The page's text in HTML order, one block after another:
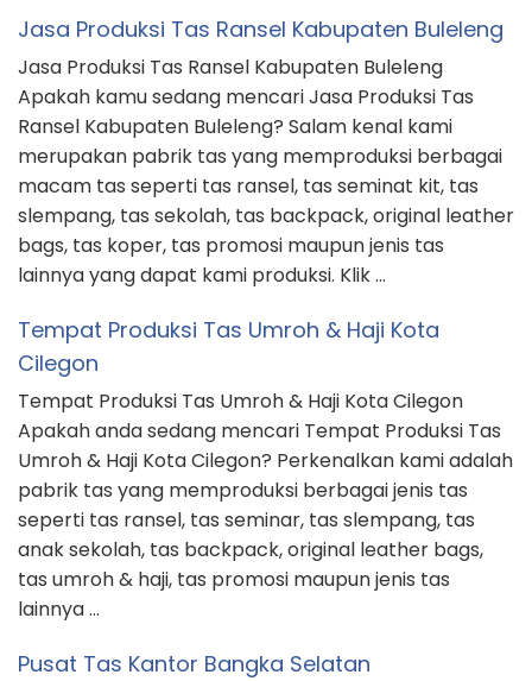
Jasa Produksi Tas Ransel Kabupaten Buleleng
Jasa Produksi Tas Ransel Kabupaten Buleleng
Apakah kamu sedang mencari Jasa Produksi Tas
Ransel Kabupaten Buleleng? Salam kenal kami
merupakan pabrik tas yang memproduksi berbagai
macam tas seperti tas ransel, tas seminat kit, tas
slempang, tas sekolah, tas backpack, original leather
bags, tas koper, tas promosi maupun jenis tas
lainnya yang dapat kami produksi. Klik …
Tempat Produksi Tas Umroh & Haji Kota
Cilegon
Tempat Produksi Tas Umroh & Haji Kota Cilegon
Apakah anda sedang mencari Tempat Produksi Tas
Umroh & Haji Kota Cilegon? Perkenalkan kami adalah
pabrik tas yang memproduksi berbagai jenis tas
seperti tas ransel, tas seminar, tas slempang, tas
anak sekolah, tas backpack, original leather bags,
tas umroh & haji, tas promosi maupun jenis tas
lainnya …
Pusat Tas Kantor Bangka Selatan